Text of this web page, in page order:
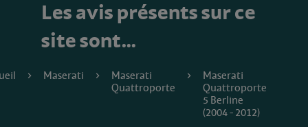
Les avis présents sur ce
site sont…
Maserati
Maserati
Quattroporte
Maserati
Quattroporte
5 Berline
(2004 - 2012)